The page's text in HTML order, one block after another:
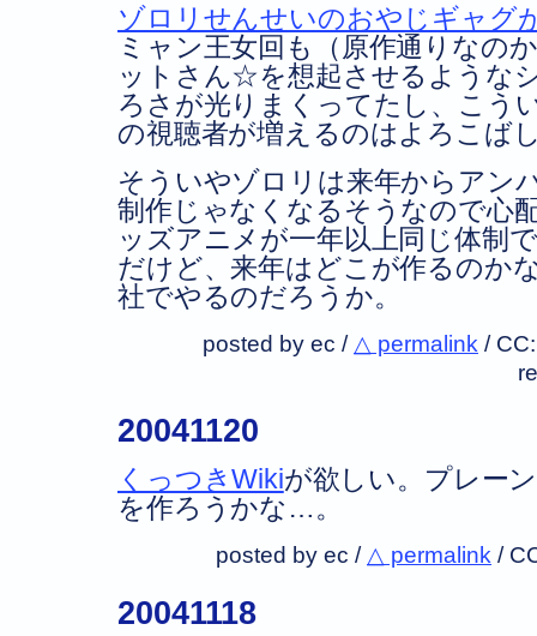
ゾロリせんせいのおやじギャグ
ミャン王女回も（原作通りなの
ットさん☆を想起させるような
ろさが光りまくってたし、こう
の視聴者が増えるのはよろこば
そういやゾロリは来年からアン
制作じゃなくなるそうなので心
ッズアニメが一年以上同じ体制
だけど、来年はどこが作るのか
社でやるのだろうか。
posted by ec / △ permalink /
20041120
くっつきWikiが欲しい。プレー
を作ろうかな…。
posted by ec / △ permalink /
20041118